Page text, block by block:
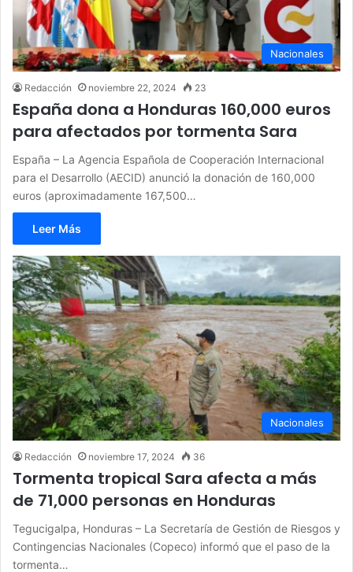
Nacionales
Redacción noviembre 22, 2024 23
España dona a Honduras 160,000 euros
para afectados por tormenta Sara
España – La Agencia Española de Cooperación Internacional
para el Desarrollo (AECID) anunció la donación de 160,000
euros (aproximadamente 167,500…
Leer Más
Nacionales
Redacción noviembre 17, 2024 36
Tormenta tropical Sara afecta a más
de 71,000 personas en Honduras
Tegucigalpa, Honduras – La Secretaría de Gestión de Riesgos y
Contingencias Nacionales (Copeco) informó que el paso de la
tormenta…